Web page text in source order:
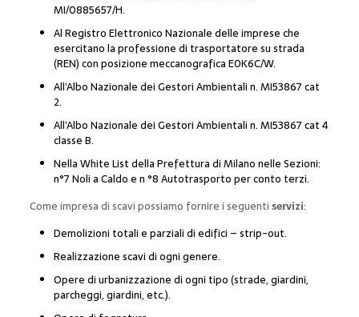
MI/0885657/H.
Al Registro Elettronico Nazionale delle imprese che
esercitano la professione di trasportatore su strada
(REN) con posizione meccanografica E0K6C/W.
All’Albo Nazionale dei Gestori Ambientali n. MI53867 cat
2.
All’Albo Nazionale dei Gestori Ambientali n. MI53867 cat 4
classe B.
Nella White List della Prefettura di Milano nelle Sezioni:
n°7 Noli a Caldo e n °8 Autotrasporto per conto terzi.
Come impresa di scavi possiamo fornire i seguentiservizi:
Demolizioni totali e parziali di edifici – strip-out.
Realizzazione scavi di ogni genere.
Opere di urbanizzazione di ogni tipo (strade, giardini,
parcheggi, giardini, etc.).